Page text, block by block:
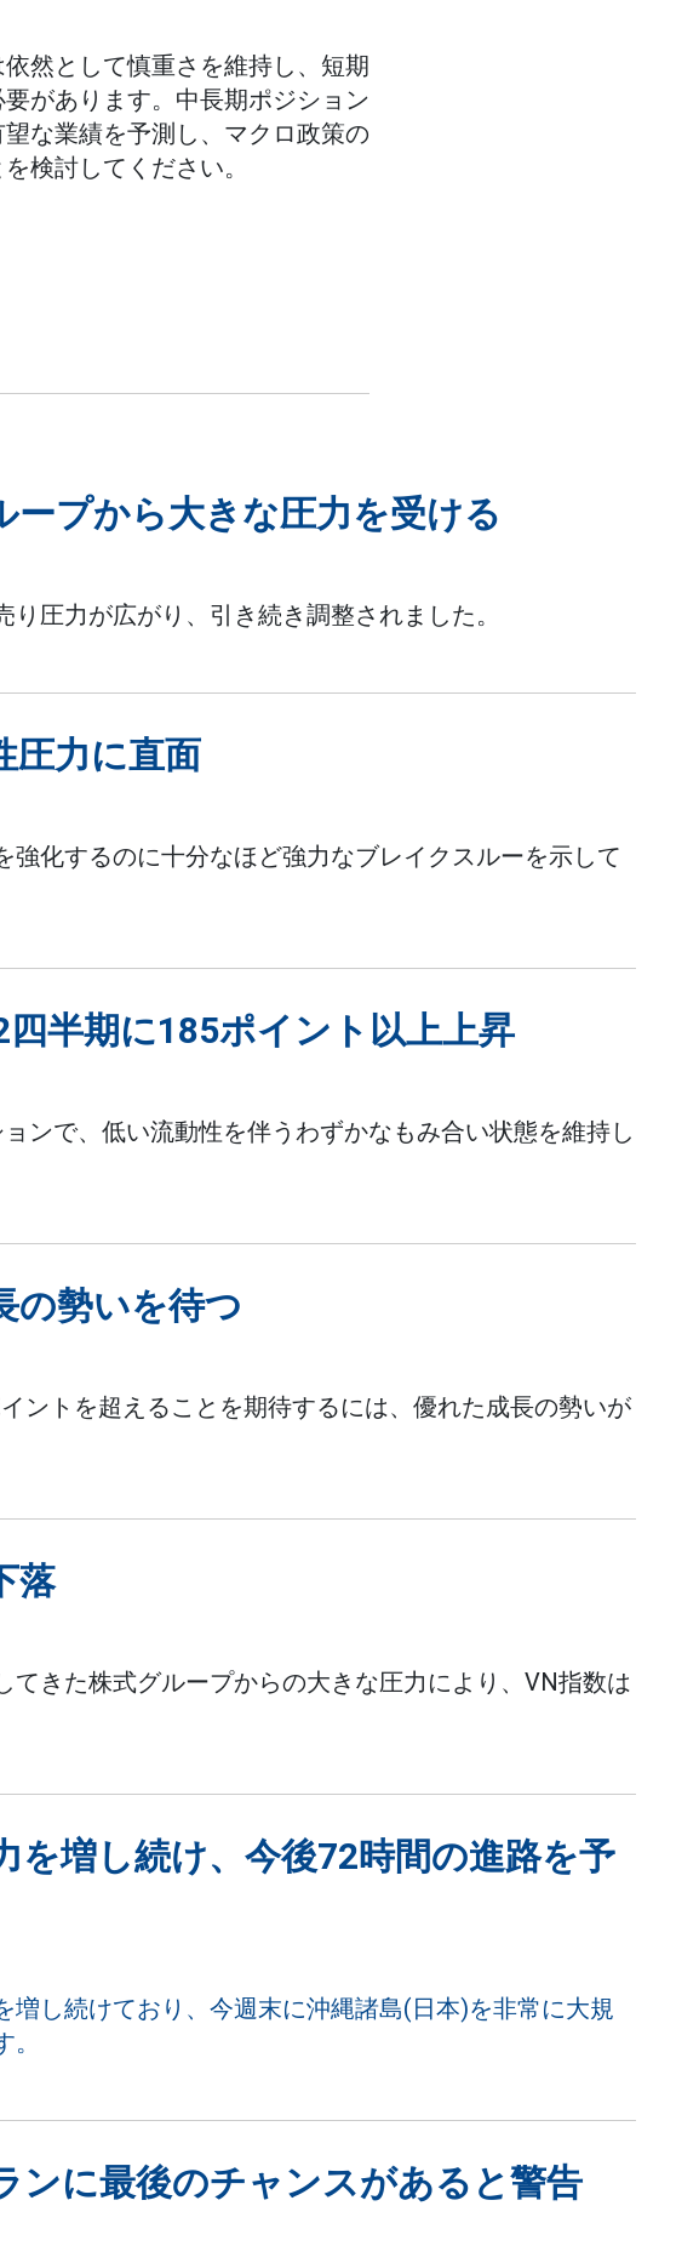
然として慎重さを維持し、短期
があります。中長期ポジション
な業績を予測し、マクロ政策の
検討してください。
ープから大きな圧力を受ける
圧力が広がり、引き続き調整されました。
圧力に直面
強化するのに十分なほど強力なブレイクスルーを示して
半期に185ポイント以上上昇
ンで、低い流動性を伴うわずかなもみ合い状態を維持し
の勢いを待つ
ントを超えることを期待するには、優れた成長の勢いが
落
てきた株式グループからの大きな圧力により、VN指数は
を増し続け、今後72時間の進路を予
増し続けており、今週末に沖縄諸島(日本)を非常に大規
ンに最後のチャンスがあると警告